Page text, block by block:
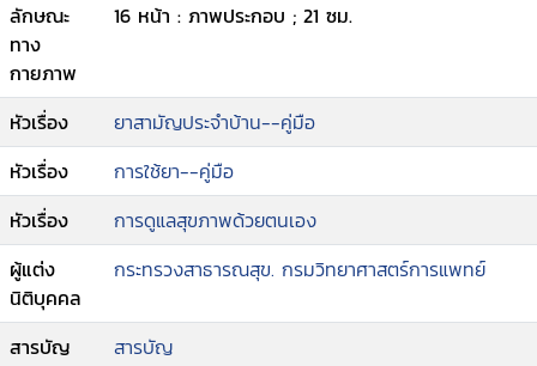
ลักษณะ
ทาง
กายภาพ
16 หน้า : ภาพประกอบ ; 21 ซม.
หัวเรื่อง
ยาสามัญประจำบ้าน--คู่มือ
หัวเรื่อง
การใช้ยา--คู่มือ
หัวเรื่อง
การดูแลสุขภาพด้วยตนเอง
ผู้แต่ง
นิติบุคคล
กระทรวงสาธารณสุข. กรมวิทยาศาสตร์การแพทย์
สารบัญ สารบัญ